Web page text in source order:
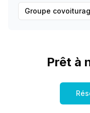
Groupe
Prêt à